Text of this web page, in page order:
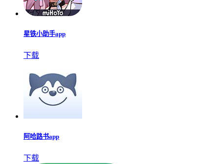
星铁小助手app
下载
阿哈路书app
下载